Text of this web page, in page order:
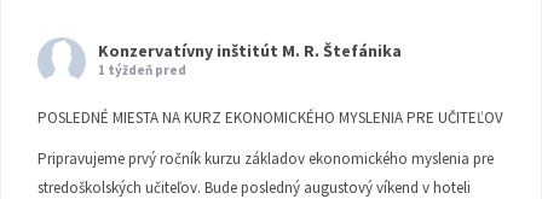
Konzervatívny inštitút M. R. Štefánika
1 týždeň pred
POSLEDNÉ MIESTA NA KURZ EKONOMICKÉHO MYSLENIA PRE UČITEĽOV
Pripravujeme prvý ročník kurzu základov ekonomického myslenia pre
stredoškolských učiteľov. Bude posledný augustový víkend v hoteli